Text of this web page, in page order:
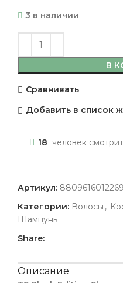
3 в наличии
В
Сравнивать
Добавить в список
18 человек
Артикул: 8809616012269
Категории: Волосы ,
Шампунь
Share:
Описание